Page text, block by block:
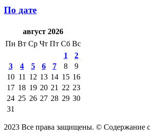
По дате
август 2026
Пн Вт Ср Чт Пт Сб Вс
1
2
3
4 5 6 7 8
9
10 11 12 13 14 15 16
17 18 19 20 21 22 23
24 25 26 27 28 29 30
31
2023 Все права защищены. ©